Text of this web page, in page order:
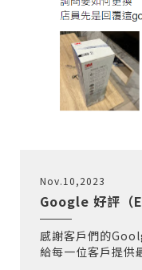
Nov.10,2023
Google 好評（
感謝客戶們的
給每一位客戶提供